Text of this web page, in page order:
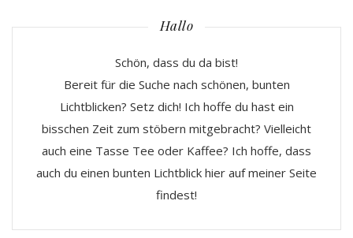
Hallo
Schön, dass du da bist!
Bereit für die Suche nach schönen, bunten
Lichtblicken? Setz dich! Ich hoffe du hast ein
bisschen Zeit zum stöbern mitgebracht? Vielleicht
auch eine Tasse Tee oder Kaffee? Ich hoffe, dass
auch du einen bunten Lichtblick hier auf meiner Seite
findest!